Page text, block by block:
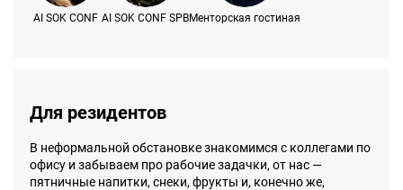
AI SOK CONF AI SOK CONF SPBМенторская гостиная
Для резидентов
В неформальной обстановке знакомимся с коллегами по
офису и забываем про рабочие задачки, от нас —
пятничные напитки, снеки, фрукты и, конечно же,